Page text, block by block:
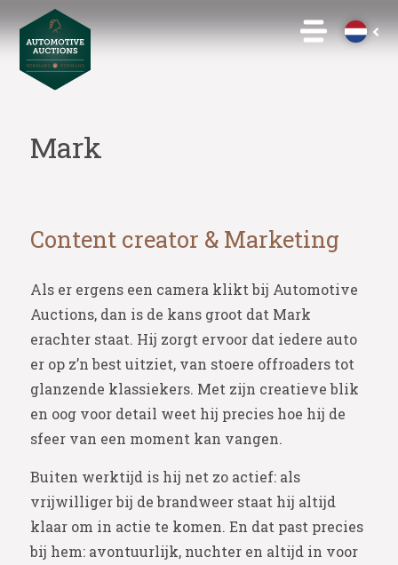
Mark
Content creator & Marketing
Als er ergens een camera klikt bij Automotive
Auctions, dan is de kans groot dat Mark
erachter staat. Hij zorgt ervoor dat iedere auto
er op z’n best uitziet, van stoere offroaders tot
glanzende klassiekers. Met zijn creatieve blik
en oog voor detail weet hij precies hoe hij de
sfeer van een moment kan vangen.
Buiten werktijd is hij net zo actief: als
vrijwilliger bij de brandweer staat hij altijd
klaar om in actie te komen. En dat past precies
bij hem: avontuurlijk, nuchter en altijd in voor